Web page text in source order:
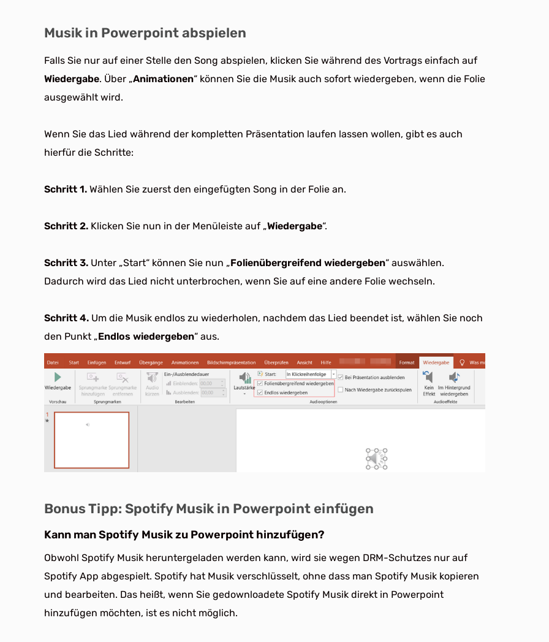
Musik in Powerpoint abspielen
Falls Sie nur auf einer Stelle den Song abspielen, klicken Sie während des Vortrags einfach auf
Wiedergabe. Über „Animationen“ können Sie die Musik auch sofort wiedergeben, wenn die Folie
ausgewählt wird.
Wenn Sie das Lied während der kompletten Präsentation laufen lassen wollen, gibt es auch
hierfür die Schritte:
Schritt 1. Wählen Sie zuerst den eingefügten Song in der Folie an.
Schritt 2. Klicken Sie nun in der Menüleiste auf „Wiedergabe“.
Schritt 3. Unter „Start“ können Sie nun „Folienübergreifend wiedergeben“ auswählen.
Dadurch wird das Lied nicht unterbrochen, wenn Sie auf eine andere Folie wechseln.
Schritt 4. Um die Musik endlos zu wiederholen, nachdem das Lied beendet ist, wählen Sie noch
den Punkt „Endlos wiedergeben“ aus.
Bonus Tipp: Spotify Musik in Powerpoint einfügen
Kann man Spotify Musik zu Powerpoint hinzufügen?
Obwohl Spotify Musik heruntergeladen werden kann, wird sie wegen DRM-Schutzes nur auf
Spotify App abgespielt. Spotify hat Musik verschlüsselt, ohne dass man Spotify Musik kopieren
und bearbeiten. Das heißt, wenn Sie gedownloadete Spotify Musik direkt in Powerpoint
hinzufügen möchten, ist es nicht möglich.